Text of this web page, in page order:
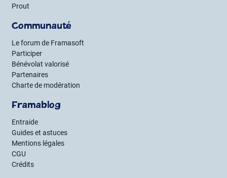
Prout
Communauté
Le forum de Framasoft
Participer
Bénévolat valorisé
Partenaires
Charte de modération
Framablog
Entraide
Guides et astuces
Mentions légales
CGU
Crédits